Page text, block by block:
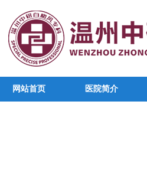
网站首页 医院简介